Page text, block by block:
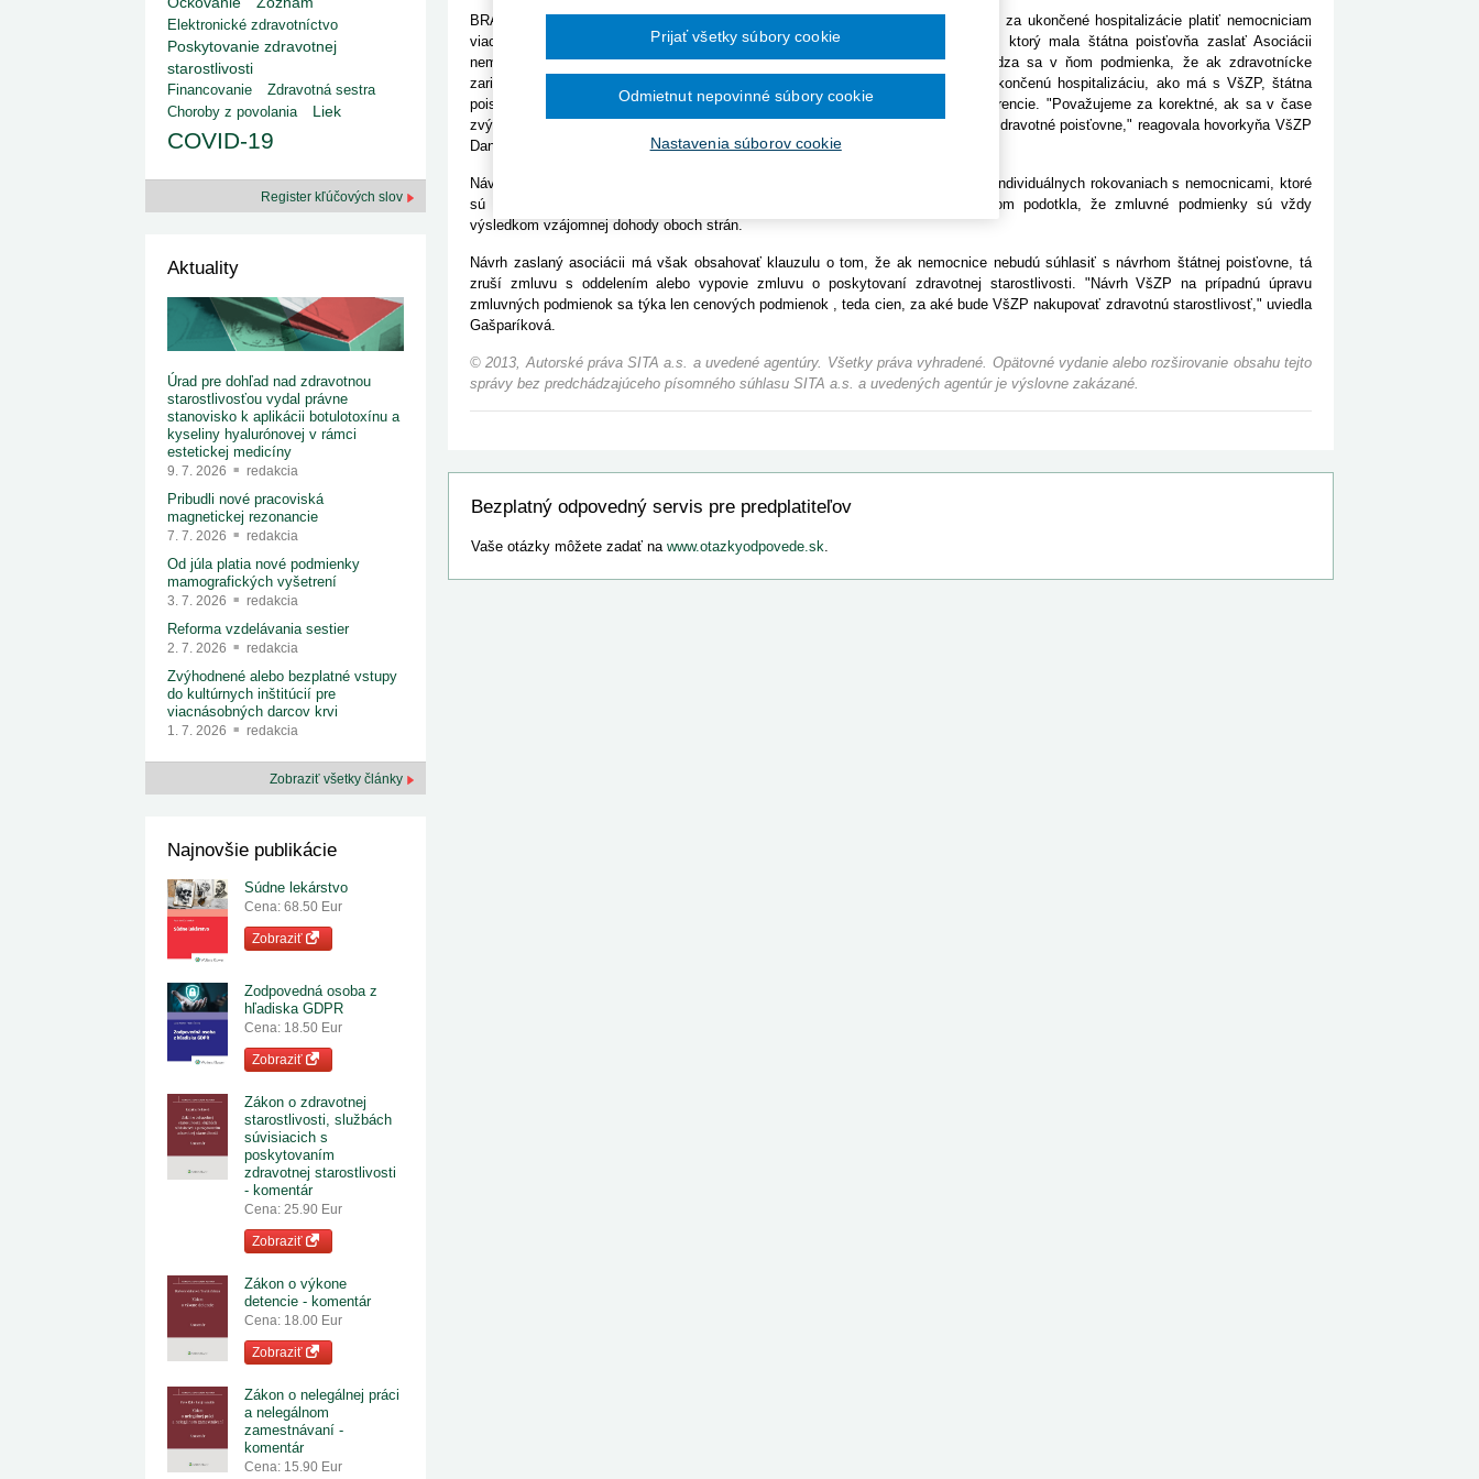
1. 7. 2026
redakcia
Ministerstvo zdravotníctva zverejnilo aktualizovaný
zoznam kategori...
29. 6. 2026
Rezort zdravotníctva zverejnil zoznam
kategorizovaných špeciálnych ...
Výzva na podporu dostupnosti zdravotnej
22. 6. 2026
redakcia
2015
2012
implementáciu nových elektronických služieb v elektronickej zdravotnej
Ročník 2013
Ročník 2012
Ročník 2010
Ročník 2026
BRATISLAVA 2. júna (SITA) - Všeobecná zdravotná poisťovňa (VšZP) neplánuje za ukončené hospitalizácie platiť nemocniciam
viac ako jej konkurencia. Vyplýva to z návrhu nových zmluvných podmienok, ktorý mala štátna poisťovňa zaslať Asociácii
nemocníc Slovenska (ANS), združujúcej 57 malý a stredných nemocníc. Uvádza sa v ňom podmienka, že ak zdravotnícke
zariadenie bude mať s inou zdravotnou poisťovňou dohodnutú nižšiu cenu za ukončenú hospitalizáciu, ako má s VšZP, štátna
poisťovňa uhradí zdravotnú starostlivosť poskytnutú jej poistencovi cenou konkurencie. "Považujeme za korektné, ak sa v čase
zvýšených požiadaviek na financovanie nemocníc budú na ňom podieľať všetky zdravotné poisťovne," reagovala hovorkyňa VšZP
Dana Gašparíková.
Návrh na prípadnú úpravu podmienok VšZP predostrela na rokovaní s ANS a na individuálnych rokovaniach s nemocnicami, ktoré
sú v zriaďovateľskej pôsobnosti ministerstva zdravotníctva. Gašparíková pritom podotkla, že zmluvné podmienky sú vždy
výsledkom vzájomnej dohody oboch strán.
Návrh zaslaný asociácii má však obsahovať klauzulu o tom, že ak nemocnice nebudú súhlasiť s návrhom štátnej poisťovne, tá
zruší zmluvu s oddelením alebo vypovie zmluvu o poskytovaní zdravotnej starostlivosti. "Návrh VšZP na prípadnú úpravu
zmluvných podmienok sa týka len cenových podmienok , teda cien, za aké bude VšZP nakupovať zdravotnú starostlivosť," uviedla
Gašparíková.
© 2013, Autorské práva SITA a.s. a uvedené agentúry. Všetky práva vyhradené. Opätovné vydanie alebo rozširovanie obsahu tejto
správy bez predchádzajúceho písomného súhlasu SITA a.s. a uvedených agentúr je výslovne zakázané.
Bezplatný odpovedný servis pre predplatiteľov
Vaše otázky môžete zadať na www.otazkyodpovede.sk.
Elektronické zdravotníctvo
Poskytovanie zdravotnej
starostlivosti
Financovanie
Zdravotná sestra
Choroby z povolania
Liek
COVID-19
Register kľúčových slov
Aktuality
Úrad pre dohľad nad zdravotnou
starostlivosťou vydal právne
stanovisko k aplikácii botulotoxínu a
kyseliny hyalurónovej v rámci
estetickej medicíny
9. 7. 2026 redakcia
Pribudli nové pracoviská
magnetickej rezonancie
7. 7. 2026 redakcia
Od júla platia nové podmienky
mamografických vyšetrení
3. 7. 2026 redakcia
Reforma vzdelávania sestier
2. 7. 2026 redakcia
Zvýhodnené alebo bezplatné vstupy
do kultúrnych inštitúcií pre
viacnásobných darcov krvi
1. 7. 2026 redakcia
Zobraziť všetky články
Najnovšie publikácie
Súdne lekárstvo
Cena: 68.50 Eur
Zobraziť
Zodpovedná osoba z
hľadiska GDPR
Cena: 18.50 Eur
Zobraziť
Zákon o zdravotnej
starostlivosti, službách
súvisiacich s
poskytovaním
zdravotnej starostlivosti
- komentár
Cena: 25.90 Eur
Zobraziť
Zákon o výkone
detencie - komentár
Cena: 18.00 Eur
Zobraziť
Zákon o nelegálnej práci
a nelegálnom
zamestnávaní -
komentár
Cena: 15.90 Eur
Nastavenia súborov cookie
Odmietnut nepovinné súbory cookie
Prijať všetky súbory cookie